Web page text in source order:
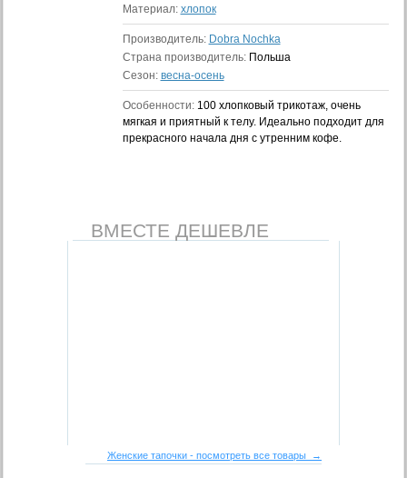
Материал: хлопок
Производитель: Dobra Nochka
Страна производитель: Польша
Сезон: весна-осень
Особенности: 100 хлопковый трикотаж, очень
мягкая и приятный к телу. Идеально подходит для
прекрасного начала дня с утренним кофе.
ВМЕСТЕ ДЕШЕВЛЕ
Женские тапочки - посмотреть все товары →